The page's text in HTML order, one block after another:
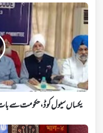
یکساں
سیول
کوڈ،
حکومت
سے
بات
کرنے
سکھوں
کی
11
رکنی
کمیٹی
یکساں سیول کوڈ، حکومت سے بات کرنے
سویڈن